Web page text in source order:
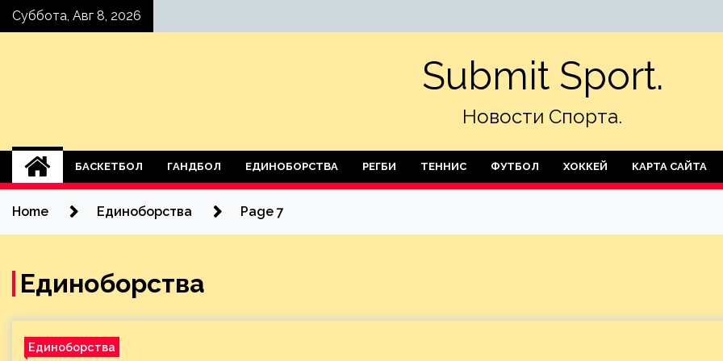
SkipСуббота, Авг 8, 2026
Submit Sport.
Новости Спорта.
БАСКЕТБОЛ ГАНДБОЛ ЕДИНОБОРСТВА РЕГБИ ТЕННИС ФУТБОЛ ХОККЕЙ КАРТА САЙТА
Home Единоборства Page 7
Единоборства
Единоборства